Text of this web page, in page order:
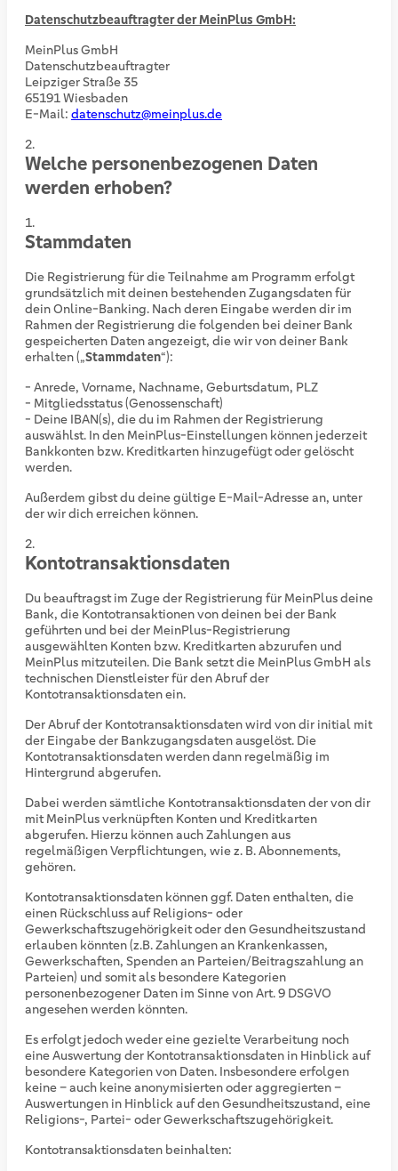
Datenschutzbeauftragter der MeinPlus GmbH:
MeinPlus GmbH
Datenschutzbeauftragter
Leipziger Straße 35
65191 Wiesbaden
E-Mail: datenschutz@meinplus.de
Welche personenbezogenen Daten
werden erhoben?
Stammdaten
Die Registrierung für die Teilnahme am Programm erfolgt
grundsätzlich mit deinen bestehenden Zugangsdaten für
dein Online-Banking. Nach deren Eingabe werden dir im
Rahmen der Registrierung die folgenden bei deiner Bank
gespeicherten Daten angezeigt, die wir von deiner Bank
erhalten („Stammdaten“):
- Anrede, Vorname, Nachname, Geburtsdatum, PLZ
- Mitgliedsstatus (Genossenschaft)
- Deine IBAN(s), die du im Rahmen der Registrierung
auswählst. In den MeinPlus-Einstellungen können jederzeit
Bankkonten bzw. Kreditkarten hinzugefügt oder gelöscht
werden.
Außerdem gibst du deine gültige E-Mail-Adresse an, unter
der wir dich erreichen können.
Kontotransaktionsdaten
Du beauftragst im Zuge der Registrierung für MeinPlus deine
Bank, die Kontotransaktionen von deinen bei der Bank
geführten und bei der MeinPlus-Registrierung
ausgewählten Konten bzw. Kreditkarten abzurufen und
MeinPlus mitzuteilen. Die Bank setzt die MeinPlus GmbH als
technischen Dienstleister für den Abruf der
Kontotransaktionsdaten ein.
Der Abruf der Kontotransaktionsdaten wird von dir initial mit
der Eingabe der Bankzugangsdaten ausgelöst. Die
Kontotransaktionsdaten werden dann regelmäßig im
Hintergrund abgerufen.
Dabei werden sämtliche Kontotransaktionsdaten der von dir
mit MeinPlus verknüpften Konten und Kreditkarten
abgerufen. Hierzu können auch Zahlungen aus
regelmäßigen Verpflichtungen, wie z. B. Abonnements,
gehören.
Kontotransaktionsdaten können ggf. Daten enthalten, die
einen Rückschluss auf Religions- oder
Gewerkschaftszugehörigkeit oder den Gesundheitszustand
erlauben könnten (z.B. Zahlungen an Krankenkassen,
Gewerkschaften, Spenden an Parteien/Beitragszahlung an
Parteien) und somit als besondere Kategorien
personenbezogener Daten im Sinne von Art. 9 DSGVO
angesehen werden könnten.
Es erfolgt jedoch weder eine gezielte Verarbeitung noch
eine Auswertung der Kontotransaktionsdaten in Hinblick auf
besondere Kategorien von Daten. Insbesondere erfolgen
keine – auch keine anonymisierten oder aggregierten –
Auswertungen in Hinblick auf den Gesundheitszustand, eine
Religions-, Partei- oder Gewerkschaftszugehörigkeit.
Kontotransaktionsdaten beinhalten: